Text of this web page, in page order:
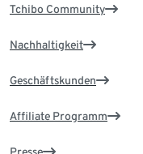
Tchibo Community
Nachhaltigkeit
Geschäftskunden
Affiliate Programm